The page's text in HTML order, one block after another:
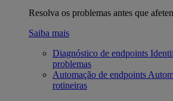
Resolva os problemas antes que
Saiba mais
Diagnóstico de endpoints
problemas
Automação de endpoints
rotineiras